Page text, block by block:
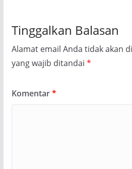
Tinggalkan Balasan
Alamat email Anda tidak akan
yang wajib ditandai *
Komentar*